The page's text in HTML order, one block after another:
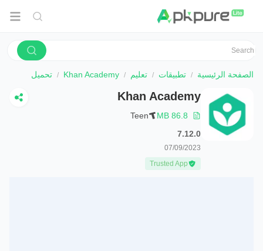
الصفحة الرئيسية تطبيقات تعليم Khan Academy تحميل
Khan Academy
86.8 MB
Teen
7.12.0
07/09/2023
Trusted App